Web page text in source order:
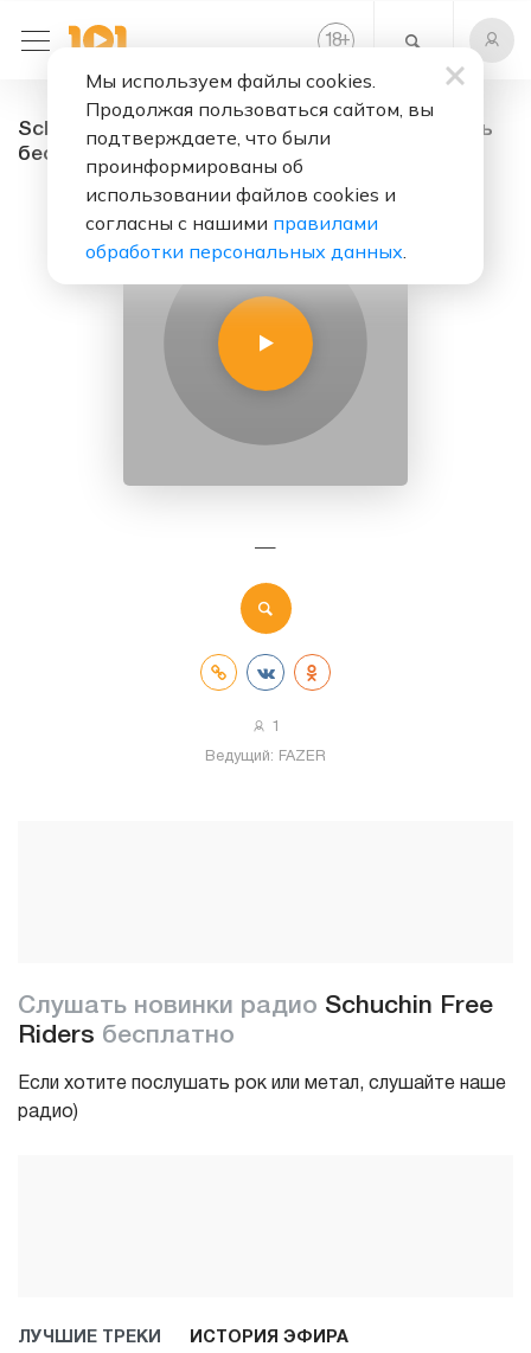
18+
Schuchin Free Riders - радио онлайн. Слушать
бесплатно
—
1
Ведущий: FAZER
Слушать новинки радио Schuchin Free
Riders бесплатно
Если хотите послушать рок или метал, слушайте наше
радио)
ЛУЧШИЕ ТРЕКИ ИСТОРИЯ ЭФИРА
Мы используем файлы cookies.
Продолжая пользоваться сайтом, вы
подтверждаете, что были
проинформированы об
использовании файлов cookies и
согласны с нашими правилами
обработки персональных данных.